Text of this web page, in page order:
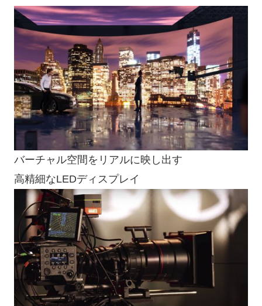
バーチャル空間をリアルに映し出す
高精細なLEDディスプレイ